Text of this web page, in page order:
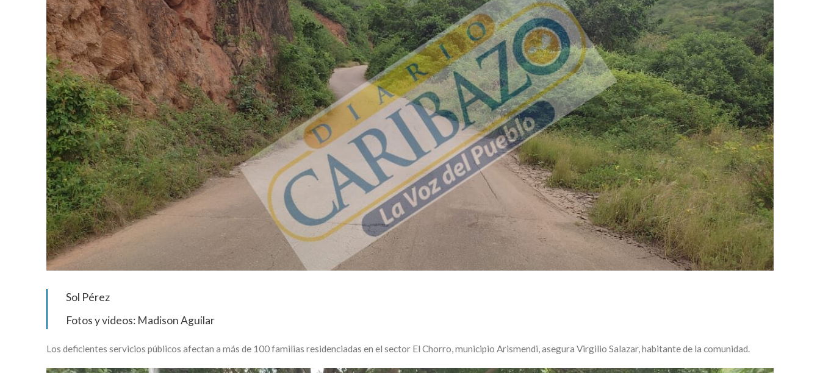
Sol Pérez
Fotos y videos: Madison Aguilar
Los deficientes servicios públicos afectan a más de 100 familias residenciadas en el sector El Chorro, municipio Arismendi, asegura Virgilio Salazar, habitante de la comunidad.